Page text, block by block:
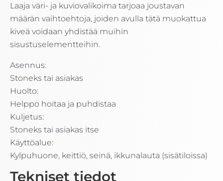
Laaja väri- ja kuviovalikoima tarjoaa joustavan
määrän vaihtoehtoja, joiden avulla tätä muokattua
kiveä voidaan yhdistää muihin
sisustuselementteihin.
Asennus:
Stoneks tai asiakas
Huolto:
Helppo hoitaa ja puhdistaa
Kuljetus:
Stoneks tai asiakas itse
Käyttöalue:
Kylpuhuone, keittiö, seinä, ikkunalauta (sisätiloissa)
Tekniset tiedot